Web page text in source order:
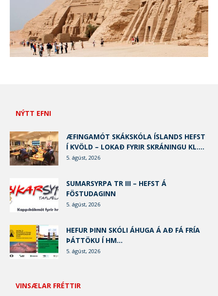
NÝTT EFNI
ÆFINGAMÓT SKÁKSKÓLA ÍSLANDS HEFST
Í KVÖLD – LOKAÐ FYRIR SKRÁNINGU KL....
5. ágúst, 2026
SUMARSYRPA TR III – HEFST Á
FÖSTUDAGINN
5. ágúst, 2026
HEFUR ÞINN SKÓLI ÁHUGA Á AÐ FÁ FRÍA
ÞÁTTÖKU Í HM...
5. ágúst, 2026
VINSÆLAR FRÉTTIR